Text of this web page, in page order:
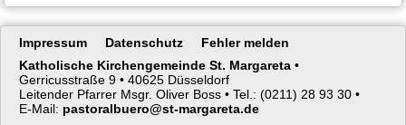
Navigation
Impressum Datenschutz
Fehler melden
Katholische Kirchengemeinde St. Margareta •
Gerricusstraße 9 • 40625 Düsseldorf
Leitender Pfarrer Msgr. Oliver Boss • Tel.: (0211) 28 93 30 •
E-Mail: pastoralbuero@st-margareta.de